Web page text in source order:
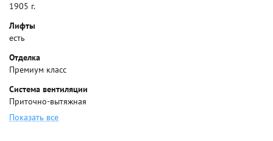
1905 г.
Лифты
есть
Отделка
Премиум класс
Система вентиляции
Приточно-вытяжная
Показать все